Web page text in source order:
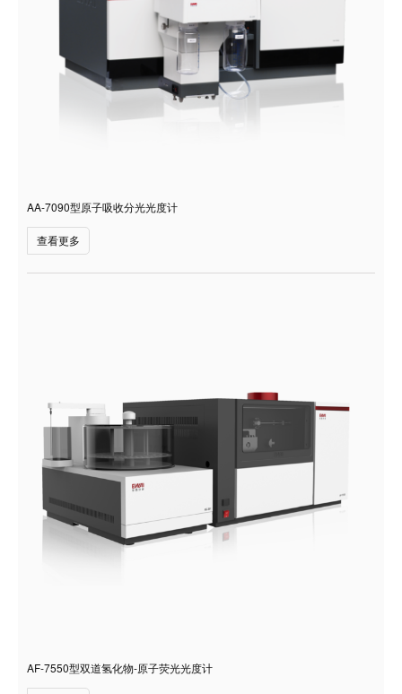
AA-7090型原子吸收分光光度计
查看更多
AF-7550型双道氢化物-原子荧光光度计